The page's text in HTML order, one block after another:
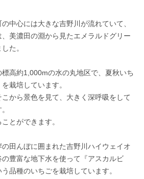
中心には大きな吉野川が流れていて、
美濃田の淵から見たエメラルドグリー
た。
高約1,000mの水の丸地区で、夏秋いち
栽培しています。
から景色を見て、大きく深呼吸をして
とができます。
田んぼに囲まれた吉野川ハイウェイオ
豊富な地下水を使って『アスカルビ
品種のいちごを栽培しています。